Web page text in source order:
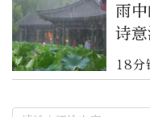
雨
诗
18分